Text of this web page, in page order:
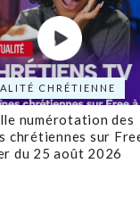
CHRÉTIENNE
numérotation des
chrétiennes sur
du 25 août 2026